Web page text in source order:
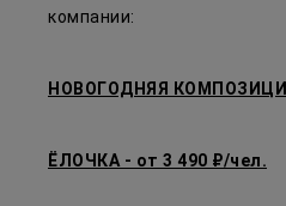
компании:
НОВОГОДНЯЯ
ЁЛОЧКА - от 3 490 ₽/чел.